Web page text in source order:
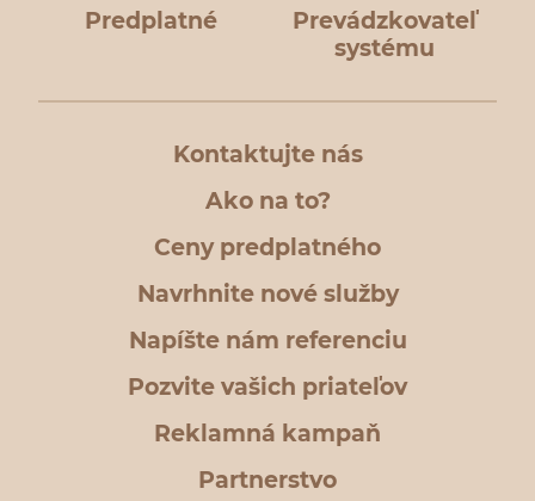
Predplatné
Prevádzkovateľ
systému
Kontaktujte nás
Ako na to?
Ceny predplatného
Navrhnite nové služby
Napíšte nám referenciu
Pozvite vašich priateľov
Reklamná kampaň
Partnerstvo